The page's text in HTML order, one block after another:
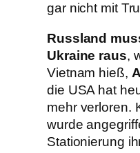
gar nicht mit
Russland
Ukraine raus,
Vietnam hieß,
die USA hat
mehr verloren.
wurde
Stationierung